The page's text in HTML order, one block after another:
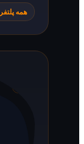
همه پلتفرم‌ها